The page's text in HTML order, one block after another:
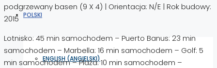
POLSKI
ENGLISH (ANGIELSKI)
podgrzewany basen (9 X 4) | Orientacja: N/E | Rok budowy:
2015
Lotnisko: 45 min samochodem – Puerto Banus: 23 min
samochodem – Marbella: 16 min samochodem – Golf: 5
min samochodem – Plaża: 10 min samochodem –